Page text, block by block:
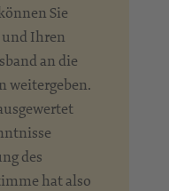
Sie
Ihren
an die
weitergeben.
des
hat also